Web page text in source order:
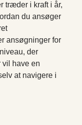
træder i kraft i år,
du ansøger
ansøgninger for
der
vil have en
at navigere i